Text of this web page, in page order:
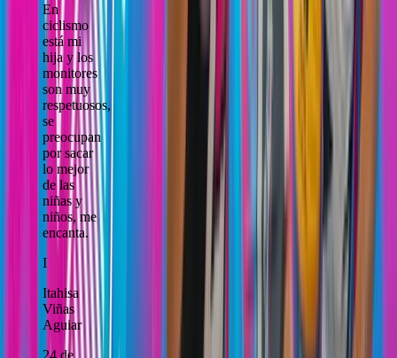
En
ciclismo
está mi
hija y los
monitores
son muy
respetuosos,
se
preocupan
por sacar
lo mejor
de las
niñas y
niños, me
encanta.
I
Itahisa
Viñas
Aguiar
24 de